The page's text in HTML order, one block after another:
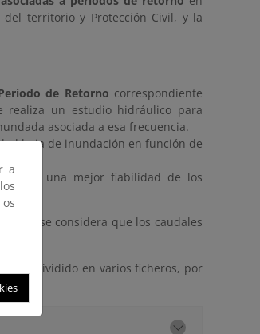
territorio y Protección Civil, y la
de Retorno correspondiente
realiza un estudio hidráulico para
asociada a esa frecuencia.
baja de inundación en función de
una mejor fiabilidad de los
se considera que los caudales
han dividido en varios ficheros, por
a